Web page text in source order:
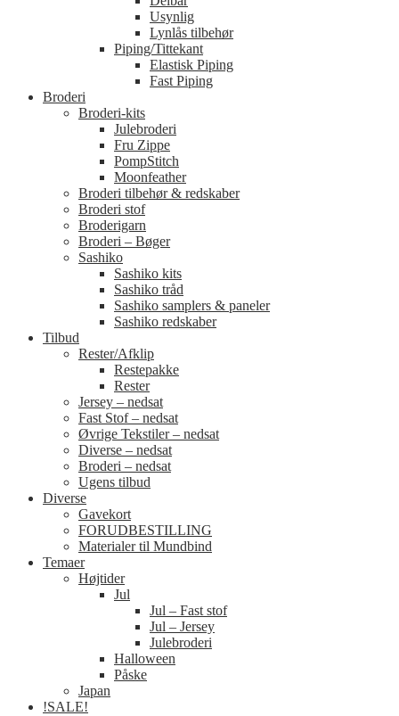
Usynlig
Lynlås tilbehør
Piping/Tittekant
Elastisk Piping
Fast Piping
Broderi
Broderi-kits
Julebroderi
Fru Zippe
PompStitch
Moonfeather
Broderi tilbehør & redskaber
Broderi stof
Broderigarn
Broderi – Bøger
Sashiko
Sashiko kits
Sashiko tråd
Sashiko samplers & paneler
Sashiko redskaber
Tilbud
Rester/Afklip
Restepakke
Rester
Jersey – nedsat
Fast Stof – nedsat
Øvrige Tekstiler – nedsat
Diverse – nedsat
Broderi – nedsat
Ugens tilbud
Diverse
Gavekort
FORUDBESTILLING
Materialer til Mundbind
Temaer
Højtider
Jul
Jul – Fast stof
Jul – Jersey
Julebroderi
Halloween
Påske
Japan
!SALE!